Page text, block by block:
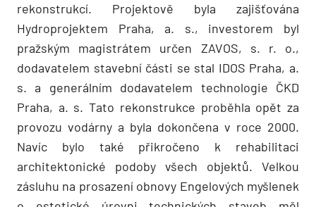
rekonstrukcí. Projektově byla zajišťována
Hydroprojektem Praha, a. s., investorem byl
pražským magistrátem určen ZAVOS, s. r. o.,
dodavatelem stavební části se stal IDOS Praha, a.
s. a generálním dodavatelem technologie ČKD
Praha, a. s. Tato rekonstrukce proběhla opět za
provozu vodárny a byla dokončena v roce 2000.
Navíc bylo také přikročeno k rehabilitaci
architektonické podoby všech objektů. Velkou
zásluhu na prosazení obnovy Engelových myšlenek